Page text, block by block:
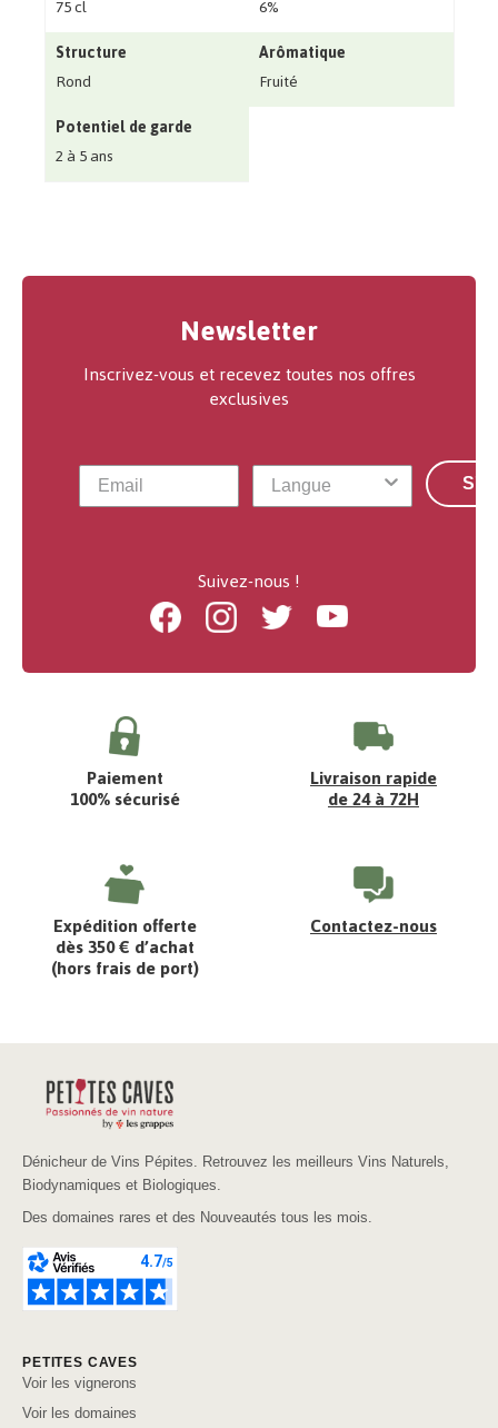
75 cl
6%
Structure
Rond
Arômatique
Fruité
Potentiel de garde
2 à 5 ans
Newsletter
Inscrivez-vous et recevez toutes nos offres
exclusives
Suivez-nous !
FacebookInstagramTwitter Youtube
Paiement
100% sécurisé
Livraison rapide
de 24 à 72H
Expédition offerte
dès 350 € d’achat
(hors frais de port)
Contactez-nous
Dénicheur de Vins Pépites. Retrouvez les meilleurs Vins Naturels,
Biodynamiques et Biologiques.
Des domaines rares et des Nouveautés tous les mois.
PETITES CAVES
Voir les vignerons
Voir les domaines